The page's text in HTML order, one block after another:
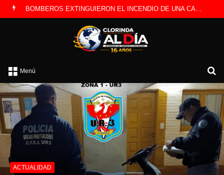
LA POLICÍA INVESTIGA ROBO A CAMBISTA OCURRIDO ESTE JUEVES
Menú
ACTUALIDAD